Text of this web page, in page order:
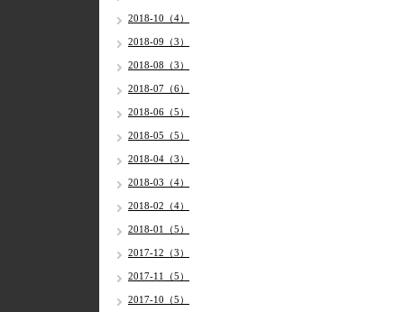
2018-10（4）
2018-09（3）
2018-08（3）
2018-07（6）
2018-06（5）
2018-05（5）
2018-04（3）
2018-03（4）
2018-02（4）
2018-01（5）
2017-12（3）
2017-11（5）
2017-10（5）